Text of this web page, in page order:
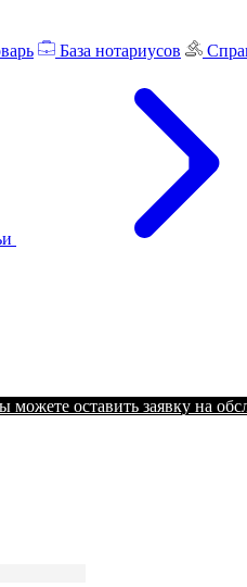
База нотариусов
можете оставить заявку на